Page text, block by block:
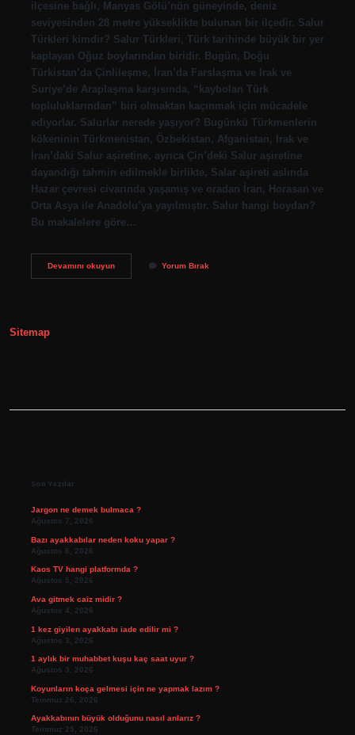
ilçesine bağlı, Manyas Gölü’nün güneyinde, deniz
seviyesinden 28 metre yükseklikte bulunan bir ilçedir. Salur
Türkleri kimdir? Salur Türkleri, Türk tarihinde büyük bir yer
kaplayan Oğuz boylarından biridir. Bugün, Doğu
Türkistan’da Çinlileşme, İran’da Farslaşma ve Irak ve
Suriye’de Araplaşma karşısında, “kaybolan Türk
topluluklarından” biri olmaktan kaçınmak için mücadele
ediyorlar. Salurlar nerede yaşıyor? Bugünkü Türkmenlerin
kökeninin Türkmenistan, Özbekistan, Afganistan, Irak ve
İran’daki Salur aşiretine, ayrıca Çin’deki Salur aşiretine
dayandığı tahmin edilmekle birlikte, Salar aşireti aslında
Hazar çevresi civarında yaşamış ve oradan İran, Horasan ve
Orta Asya ile Anadolu’ya yayılmıştır. Salur hangi boydan?
Bu makalelere göre…
Devamını okuyunSalur
Yorum Bırak
Sitemap
Son Yazılar
Jargon ne demek bulmaca ?
Ağustos 7, 2026
Bazı ayakkabılar neden koku yapar ?
Ağustos 6, 2026
Kaos TV hangi platformda ?
Ağustos 5, 2026
Ava gitmek caiz midir ?
Ağustos 4, 2026
1 kez giyilen ayakkabı iade edilir mi ?
Ağustos 3, 2026
1 aylık bir muhabbet kuşu kaç saat uyur ?
Ağustos 3, 2026
Koyunların koça gelmesi için ne yapmak lazım ?
Temmuz 26, 2026
Ayakkabının büyük olduğunu nasıl anlarız ?
Temmuz 25, 2026